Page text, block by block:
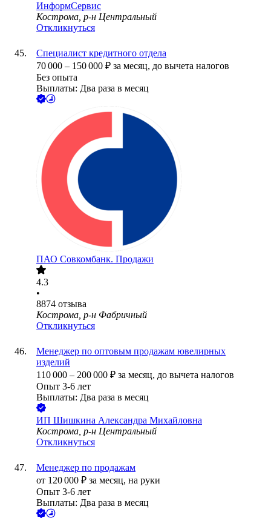
ИнформСервис
Кострома, р-н Центральный
Откликнуться
Специалист кредитного отдела
70 000 – 150 000 ₽ за месяц, до вычета налогов
Без опыта
Выплаты: Два раза в месяц
ПАО Совкомбанк. Продажи
4.3
•
8874 отзыва
Кострома, р-н Фабричный
Откликнуться
Менеджер по оптовым продажам ювелирных
изделий
110 000 – 200 000 ₽ за месяц, до вычета налогов
Опыт 3-6 лет
Выплаты: Два раза в месяц
ИП Шишкина Александра Михайловна
Кострома, р-н Центральный
Откликнуться
Менеджер по продажам
от 120 000 ₽ за месяц, на руки
Опыт 3-6 лет
Выплаты: Два раза в месяц